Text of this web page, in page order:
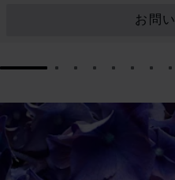
お問
GO TO SLIDE 1GO TO SLIDE 2
GO TO SLIDE 3
GO TO
GO TO
GOGO